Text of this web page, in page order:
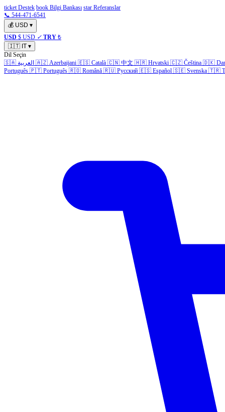
ticket Destek book Bilgi Bankası star Referanslar
📞 544-471-6541
💰 USD ▾
USD $ USD ✓ TRY ₺
🇮🇹 IT ▾
Dil Seçin
🇸🇦 العربية 🇦🇿 Azerbaijani 🇪🇸 Català 🇨🇳 中文 🇭🇷 Hrvatski 🇨🇿 Čeština 🇩🇰
Português 🇵🇹 Português 🇷🇴 Română 🇷🇺 Русский 🇪🇸 Español 🇸🇪 Svenska 🇹🇷